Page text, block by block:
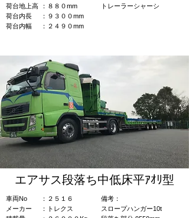
：８８０mm
：９３００mm
：２４９０mm
トレーラーシャーシ
荷台地上高
荷台内長
荷台内幅
エアサス段落ち中低床平ｱｵﾘ型
：２５１６
​：トレクス
​備考：​
​スロープハンガー10t
車両No
​メーカー